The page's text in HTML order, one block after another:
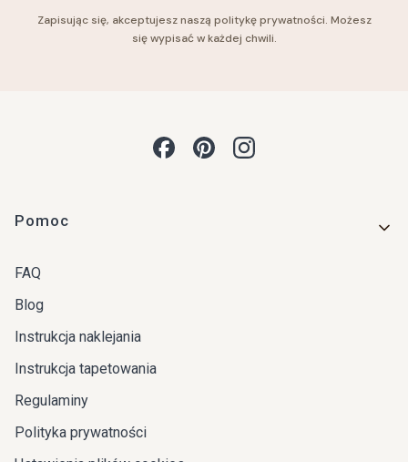
Zapisując się, akceptujesz naszą politykę prywatności. Możesz
się wypisać w każdej chwili.
Linki w stopce
Pomoc
FAQ
Blog
Instrukcja naklejania
Instrukcja tapetowania
Regulaminy
Polityka prywatności